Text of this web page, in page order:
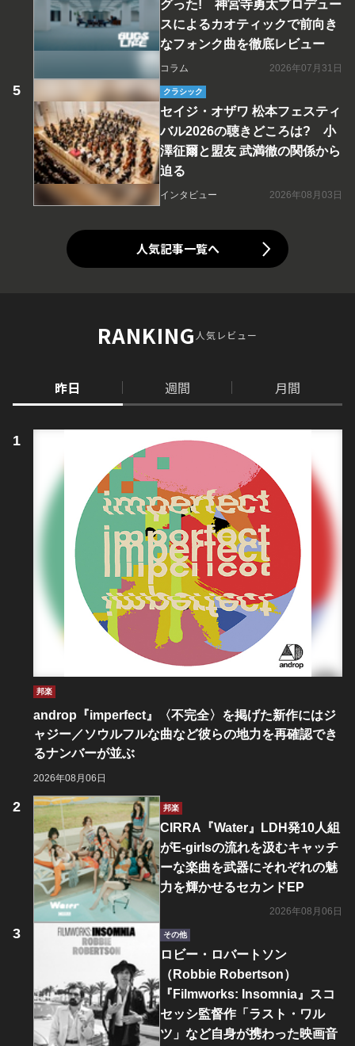
グった! 神宮寺勇太プロデュー
スによるカオティックで前向き
なフォンク曲を徹底レビュー
コラム 2026年07月31日
クラシック
セイジ・オザワ 松本フェスティ
バル2026の聴きどころは? 小
澤征爾と盟友 武満徹の関係から
迫る
インタビュー 2026年08月03日
人気記事一覧へ
RANKING人気レビュー
昨日 週間 月間
邦楽
androp『imperfect』〈不完全〉を掲げた新作にはジ
ャジー／ソウルフルな曲など彼らの地力を再確認でき
るナンバーが並ぶ
2026年08月06日
邦楽
CIRRA『Water』LDH発10人組
がE-girlsの流れを汲むキャッチ
ーな楽曲を武器にそれぞれの魅
力を輝かせるセカンドEP
2026年08月06日
その他
ロビー・ロバートソン
（Robbie Robertson）
『Filmworks: Insomnia』スコ
セッシ監督作「ラスト・ワル
ツ」など自身が携わった映画音